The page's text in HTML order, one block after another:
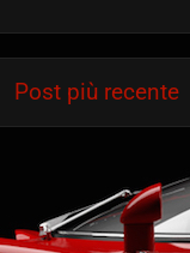
Post più recente